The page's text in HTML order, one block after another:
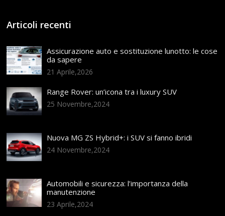
Articoli recenti
Assicurazione auto e sostituzione lunotto: le cose
da sapere
21 Aprile,2026
Range Rover: un’icona tra i luxury SUV
25 Novembre,2024
Nuova MG ZS Hybrid+: i SUV si fanno ibridi
24 Novembre,2024
Automobili e sicurezza: l’importanza della
manutenzione
23 Aprile,2024